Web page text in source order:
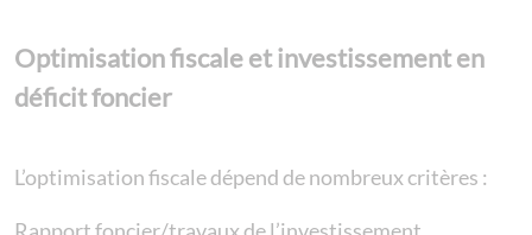
Optimisation fiscale et investissement en
déficit foncier
L’optimisation fiscale dépend de nombreux critères :